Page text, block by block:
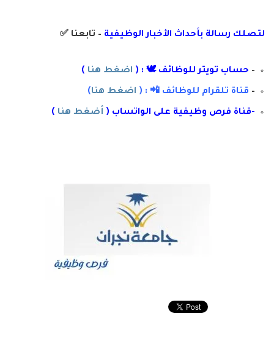
لتصلك رسالة بأحداث الأخبار الوظيفية – تابعنا ✅
– حساب تويتر للوظائف 🕊 : ( اضغط هنا )
– قناة تلقرام للوظائف 📲 : ( اضغط هنا)
-قناة فرص وظيفية على الواتساب ( أضغط هنا )